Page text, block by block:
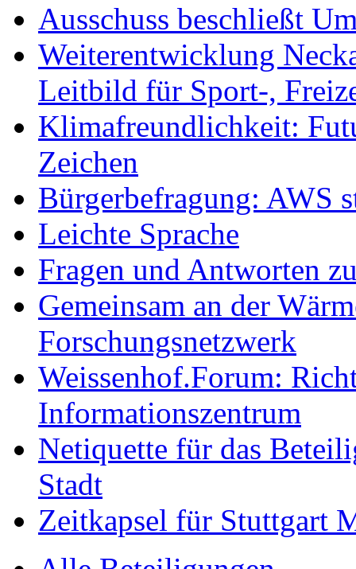
Ausschuss beschließt
Weiterentwicklung
Leitbild für Sport-,
Klimafreundlichkeit:
Zeichen
Bürgerbefragung: AWS
Leichte Sprache
Fragen und Antworten
Gemeinsam an der
Forschungsnetzwerk
Weissenhof.Forum:
Informationszentrum
Netiquette für das
Stadt
Zeitkapsel für Stuttgart